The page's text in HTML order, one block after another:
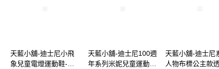
付款後7-11取貨
每筆NT$80，滿NT$1,000(含以上)免運費
天藍小舖-迪士尼小飛
象兒童電燈運動鞋-單1
天藍小舖-迪士尼100週
年系列米妮兒童運動
天藍小舖-迪士尼
人物布標公主款